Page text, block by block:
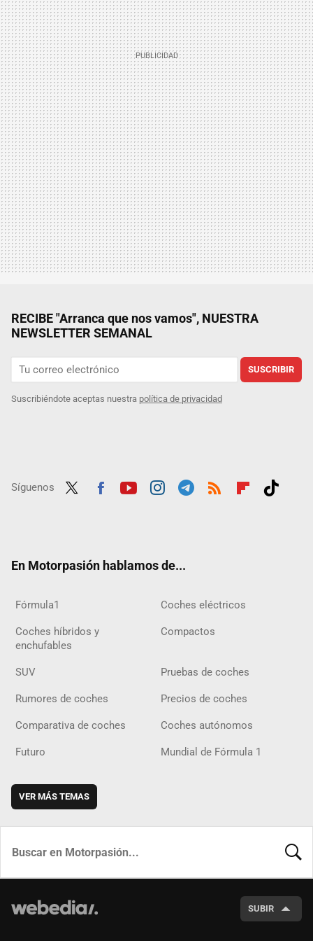
RECIBE "Arranca que nos vamos", NUESTRA
NEWSLETTER SEMANAL
SUSCRIBIR
Suscribiéndote aceptas nuestra política de privacidad
Síguenos
En Motorpasión hablamos de...
Fórmula1 Coches eléctricos
Coches híbridos y
enchufables
Compactos
SUV Pruebas de coches
Rumores de coches Precios de coches
Comparativa de coches Coches autónomos
Futuro Mundial de Fórmula 1
VER MÁS TEMAS
SUBIR